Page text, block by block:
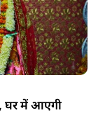
घर में आएगी